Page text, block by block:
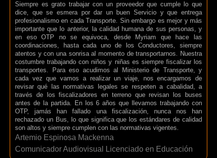
Siempre es grato trabajar con un proveedor que cumple lo que
dice, que se esmera por dar un buen Servicio y que entrega
profesionalismo en cada Transporte. Sin embargo es mejor y más
importante que lo anterior, la calidad humana de sus personas, y
en eso OTP no se equivoca, desde Myriam que hace las
coordinaciones, hasta cada uno de los Conductores, siempre
atentos y con una sonrisa al momento de transportarnos. Nuestra
costumbre trabajando con niños y niñas es siempre fiscalizar los
transportes. Para eso acudimos al Ministerio de Transporte, y
cada vez que vamos a realizar un viaje, nos encargamos de
revisar qué las normativas legales se respeten a cabalidad, a
través de los fiscalizadores en terreno que revisan los buses
antes de la partida. En los 6 años que llevamos trabajando con
OTP, jamás han fallado una fiscalización, nunca nos han
rechazado un Bus, lo que significa que los estándares de calidad
son altos y siempre cumplen con las normativas vigentes.
Artemio Espinosa Mackenna
Comunicador Audiovisual Licenciado en Educación